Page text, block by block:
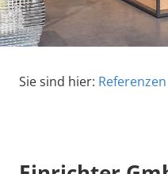
Sie sind hier: Referenzen